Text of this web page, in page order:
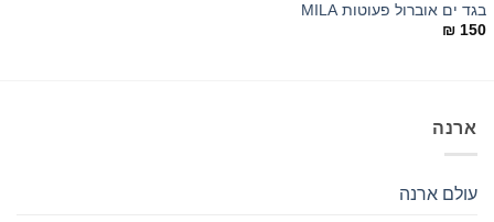
בגד ים אוברול פעוטות MILA
₪ 150
ארנה
עולם ארנה